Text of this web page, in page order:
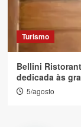
Turismo
Bellini
dedicada às
5/agosto